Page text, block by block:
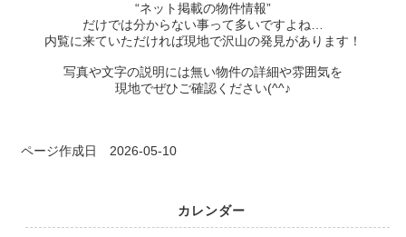
“ネット掲載の物件情報”
だけでは分からない事って多いですよね…
内覧に来ていただければ現地で沢山の発見があります！
写真や文字の説明には無い物件の詳細や雰囲気を
現地でぜひご確認ください(^^♪
ページ作成日 2026-05-10
カレンダー